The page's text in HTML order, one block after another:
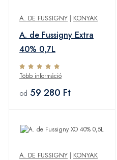
A. DE FUSSIGNY | KONYAK
A. de Fussigny Extra
40% 0,7L
Több információ
od 59 280 Ft
A. DE FUSSIGNY | KONYAK